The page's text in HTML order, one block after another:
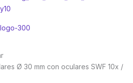
Ø 30 mm con oculares SWF 10x /